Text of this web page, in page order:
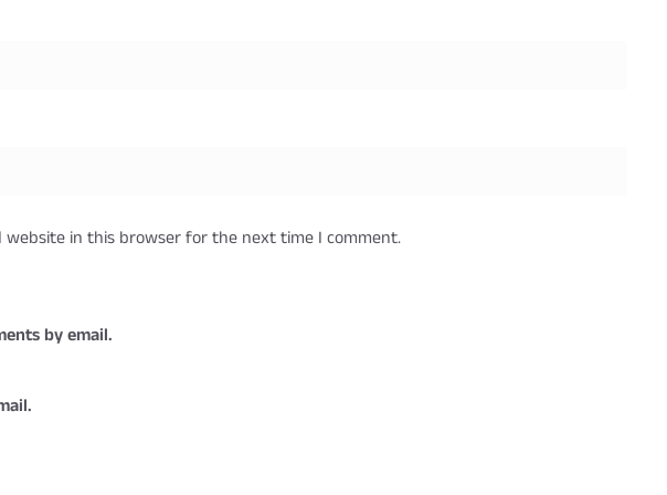
website in this browser for the next time I comment.
by email.